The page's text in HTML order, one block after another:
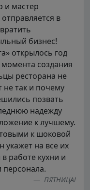
и мастер
в
бизнес!
открылось год
создания
ресторана не
не так и почему
позвать
надежду
к лучшему.
к шоковой
укажет на все их
работе кухни и
персонала.
ПЯТНИЦА!